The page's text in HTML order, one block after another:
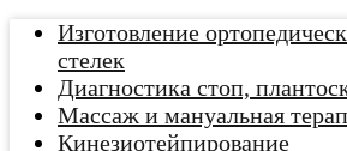
Изготовление
стелек
Диагностика стоп,
Массаж и мануальная
Кинезиотейпирование